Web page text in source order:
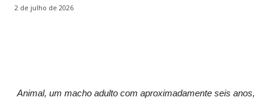
2 de julho de 2026
Animal, um macho adulto com aproximadamente seis anos,